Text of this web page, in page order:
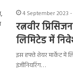
4 September 2023 -
रत्नवीर
लिमिटेड में
इस हफ्ते शेयर मार्केट में
इंजीनियरिंग…